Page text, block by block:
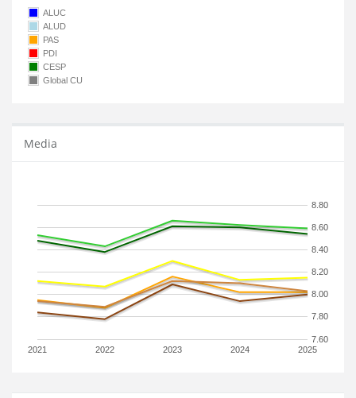
ALUC
ALUD
PAS
PDI
CESP
Global CU
Media
2021 2022 2023 2024 2025
7.60
7.80
8.00
8.20
8.40
8.60
8.80